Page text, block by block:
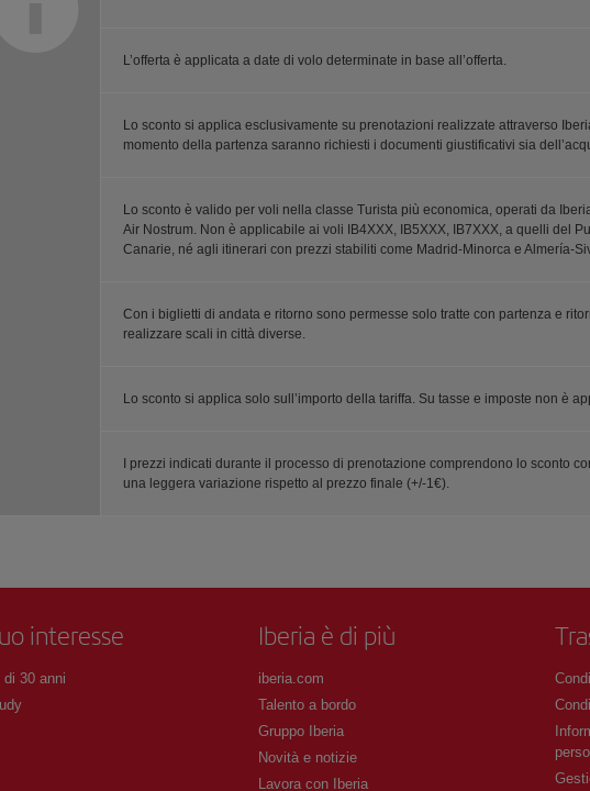
L’offerta è applicata a date di volo determinate in base all’offerta.
Lo sconto si applica esclusivamente su prenotazioni realizzate attraverso
momento della partenza saranno richiesti i documenti giustificativi sia
Lo sconto è valido per voli nella classe Turista più economica, operati da
Air Nostrum. Non è applicabile ai voli IB4XXX, IB5XXX, IB7XXX, a quelli del
Canarie, né agli itinerari con prezzi stabiliti come Madrid-Minorca e Almería-
Con i biglietti di andata e ritorno sono permesse solo tratte con partenza e
realizzare scali in città diverse.
Lo sconto si applica solo sull’importo della tariffa. Su tasse e imposte non è
I prezzi indicati durante il processo di prenotazione comprendono lo sconto
una leggera variazione rispetto al prezzo finale (+/-1€).
interesse
di 30 anni
Iberia è di più
iberia.com
Talento a bordo
Gruppo Iberia
Novità e notizie
Lavora con Iberia